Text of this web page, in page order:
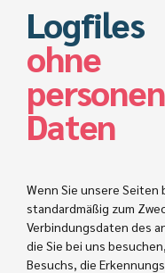
Logfiles
ohne
Daten
Wenn Sie unsere Seiten
standardmäßig zum
Verbindungsdaten des
die Sie bei uns
Besuchs, die